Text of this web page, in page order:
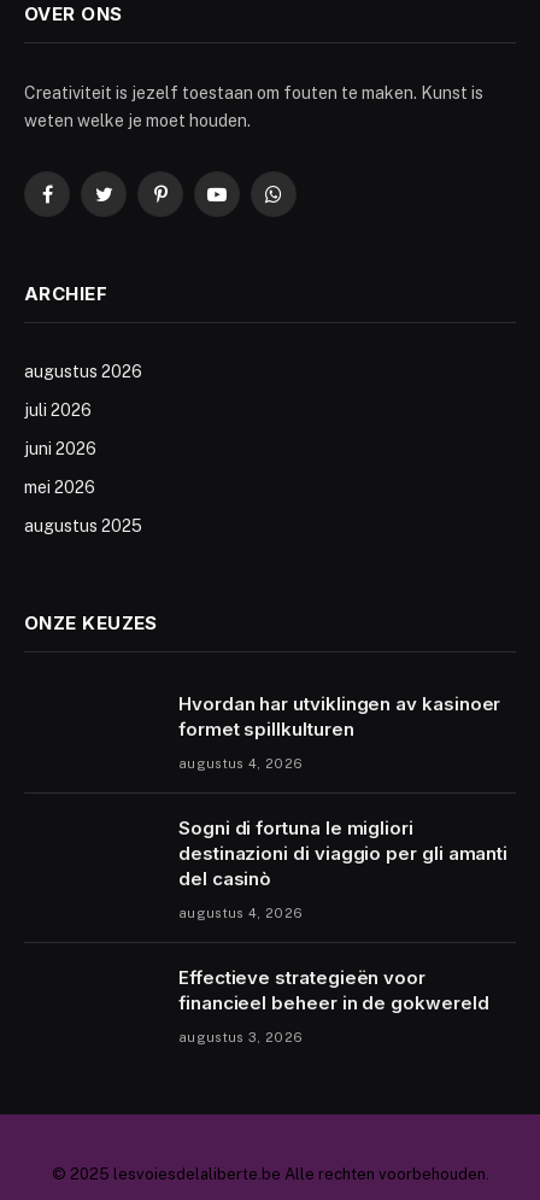
OVER ONS
Creativiteit is jezelf toestaan om fouten te maken. Kunst is
weten welke je moet houden.
FacebookTwitterPinterestYouTubeWhatsApp
ARCHIEF
augustus 2026
juli 2026
juni 2026
mei 2026
augustus 2025
ONZE KEUZES
Hvordan har utviklingen av kasinoer
formet spillkulturen
augustus 4, 2026
Sogni di fortuna le migliori
destinazioni di viaggio per gli amanti
del casinò
augustus 4, 2026
Effectieve strategieën voor
financieel beheer in de gokwereld
augustus 3, 2026
© 2025 lesvoiesdelaliberte.be Alle rechten voorbehouden.